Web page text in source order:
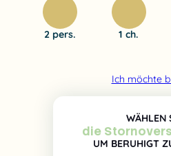
2 pers. 1 ch.
Ich möchte
WÄHLEN
die
UM BERUHIGT